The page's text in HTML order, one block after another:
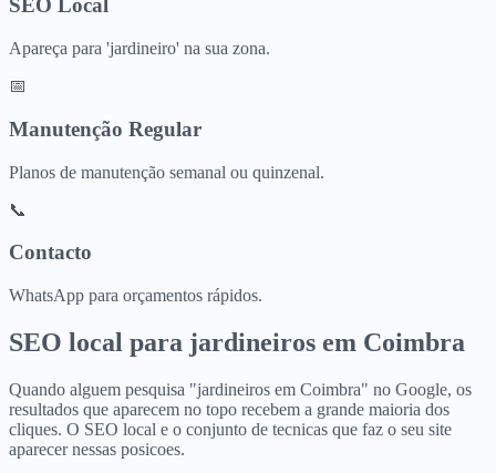
SEO Local
Apareça para 'jardineiro' na sua zona.
📅
Manutenção Regular
Planos de manutenção semanal ou quinzenal.
📞
Contacto
WhatsApp para orçamentos rápidos.
SEO local para jardineiros em Coimbra
Quando alguem pesquisa "jardineiros em Coimbra" no Google, os
resultados que aparecem no topo recebem a grande maioria dos
cliques. O SEO local e o conjunto de tecnicas que faz o seu site
aparecer nessas posicoes.